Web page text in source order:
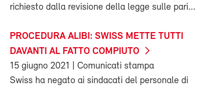
richiesto dalla revisione della legge sulle pari...
PROCEDURA ALIBI: SWISS METTE TUTTI
DAVANTI AL FATTO COMPIUTO
15 giugno 2021
| Comunicati stampa
Swiss ha negato ai sindacati del personale di